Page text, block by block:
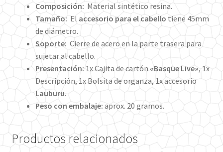
Composición: Material sintético resina.
Tamaño:El accesorio para el cabello tiene 45mm
de diámetro.
Soporte: Cierre de acero en la parte trasera para
sujetar al cabello.
Presentación:1x Cajita de cartón «Basque Live», 1x
Descripción, 1x Bolsita de organza, 1x accesorio
Lauburu.
Peso con embalaje: aprox. 20 gramos.
Productos relacionados